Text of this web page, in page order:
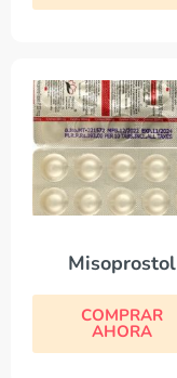
Misoprostol
COMPRAR
AHORA